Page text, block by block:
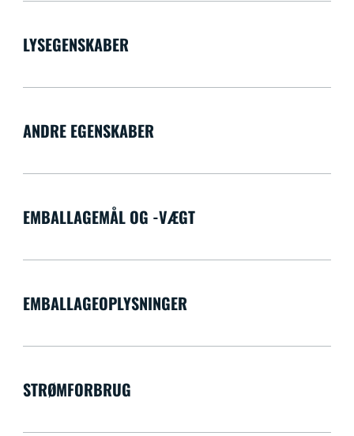
LYSEGENSKABER
ANDRE EGENSKABER
EMBALLAGEMÅL OG -VÆGT
EMBALLAGEOPLYSNINGER
STRØMFORBRUG